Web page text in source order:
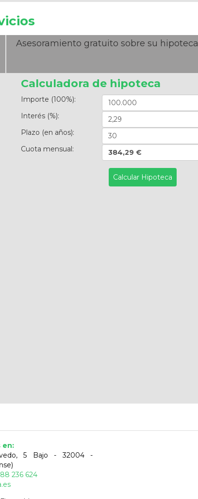
Asesoramiento gratuito sobre su hipoteca
Calculadora de hipoteca
Importe (100%):
Interés (%):
Plazo (en años):
Cuota mensual:
384,29 €
en:
5 Bajo - 32004 -
236 624